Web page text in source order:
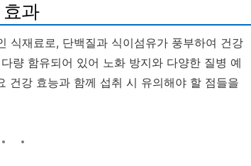
과
식재료로, 단백질과 식이섬유가 풍부하여 건강
량 함유되어 있어 노화 방지와 다양한 질병 예
건강 효능과 함께 섭취 시 유의해야 할 점들을